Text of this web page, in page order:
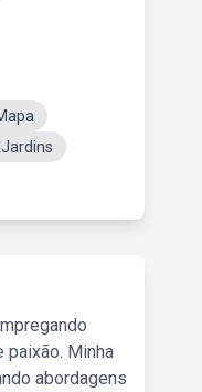
Minha
abordagens